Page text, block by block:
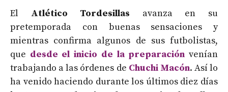
El Atlético Tordesillas avanza en su
pretemporada con buenas sensaciones y
mientras confirma algunos de sus futbolistas,
que desde el inicio de la preparación venían
trabajando a las órdenes de Chuchi Macón. Así lo
ha venido haciendo durante los últimos diez días